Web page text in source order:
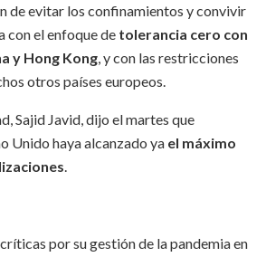
de evitar los confinamientos y convivir
con el enfoque de tolerancia cero con
y Hong Kong , y con las restricciones
otros países europeos.
Sajid Javid, dijo el martes que
Unido haya alcanzado ya el máximo
por su gestión de la pandemia en